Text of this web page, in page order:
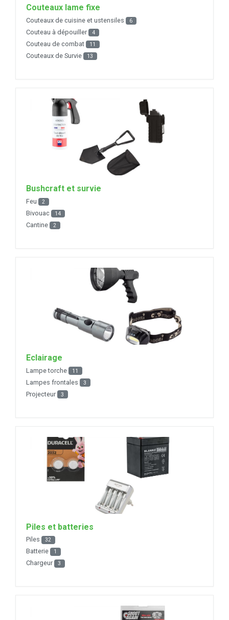
Couteaux lame fixe
Couteaux de cuisine et ustensiles 6
Couteau à dépouiller 4
Couteau de combat 11
Couteaux de Survie 13
Bushcraft et survie
Feu 2
Bivouac 14
Cantine 2
Eclairage
Lampe torche 11
Lampes frontales 3
Projecteur 3
Piles et batteries
Piles 32
Batterie 1
Chargeur 3